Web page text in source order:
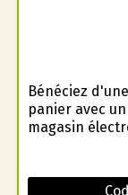
Bénéficiez
panier avec
magasin